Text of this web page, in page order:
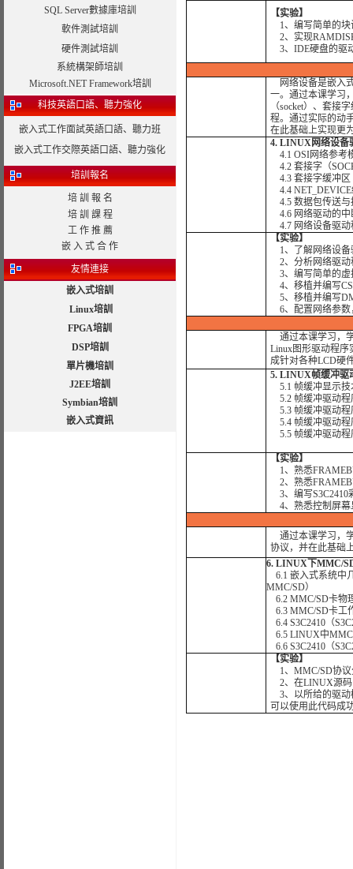
SQL Server數據庫培訓
軟件測試培訓
硬件測試培訓
系統構架師培訓
Microsoft.NET Framework培訓
科技英語口語、聽力強化
嵌入式工作面試英語口語、聽力班
嵌入式工作交際英語口語、聽力強化
培訓報名
培 訓 報 名
培 訓 課 程
工 作 推 薦
嵌 入 式 合 作
友情連接
嵌入式培訓
Linux培訓
FPGA培訓
DSP培訓
單片機培訓
J2EE培訓
Symbian培訓
嵌入式資訊
【实验】
1、编写简单的块
2、实现
3、IDE硬盘的驱
网络设备是嵌入
一。通过本课学习
（socket）、套接
程。通过实际的动
在此基础上实现更
4. LINUX网络设备
4.1 OSI网络参考
4.2 套接字（
4.3 套接字缓冲区
4.4
4.5 数据包传送与
4.6 网络驱动的中
4.7 网络设备驱动
【实验】
1、了解网络设备
2、分析网络驱动
3、编写简单的虚
4、移植并编写
5、移植并编写
6、配置网络参数
通过本课学习，
Linux图形驱动程序
成针对各种LCD硬
5. LINUX帧缓冲驱
5.1 帧缓冲显示技
5.2 帧缓冲驱动程
5.3 帧缓冲驱动程
5.4 帧缓冲驱动程
5.5 帧缓冲驱动程
【实验】
1、熟悉
2、熟悉
3、编写S3C2410
4、熟悉控制屏幕
通过本课学习，
协议，并在此基础
6. LINUX下MMC/
6.1 嵌入式系统中
MMC/SD）
6.2 MMC/SD卡物
6.3 MMC/SD卡工
6.4 S3C2410（
6.5 LINUX中
6.6 S3C2410（
【实验】
1、MMC/SD协议
2、在LINUX源码
3、以所给的驱动
可以使用此代码成